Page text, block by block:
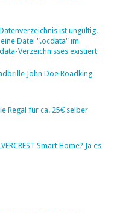
ist ungültig.
Datei ".ocdata" im
Verzeichnisses existiert
John Doe Roadking
Regal für ca. 25€ selber
Smart Home? Ja es